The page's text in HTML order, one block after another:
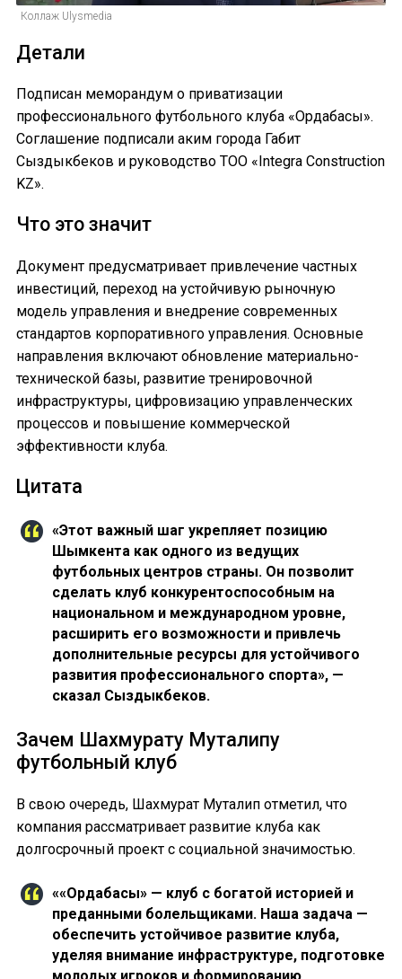
Коллаж Ulysmedia
Детали
Подписан меморандум о приватизации
профессионального футбольного клуба «Ордабасы».
Соглашение подписали аким города Габит
Сыздыкбеков и руководство ТОО «Integra Construction
KZ».
Что это значит
Документ предусматривает привлечение частных
инвестиций, переход на устойчивую рыночную
модель управления и внедрение современных
стандартов корпоративного управления. Основные
направления включают обновление материально-
технической базы, развитие тренировочной
инфраструктуры, цифровизацию управленческих
процессов и повышение коммерческой
эффективности клуба.
Цитата
«Этот важный шаг укрепляет позицию
Шымкента как одного из ведущих
футбольных центров страны. Он позволит
сделать клуб конкурентоспособным на
национальном и международном уровне,
расширить его возможности и привлечь
дополнительные ресурсы для устойчивого
развития профессионального спорта», —
сказал Сыздыкбеков.
Зачем Шахмурату Муталипу
футбольный клуб
В свою очередь, Шахмурат Муталип отметил, что
компания рассматривает развитие клуба как
долгосрочный проект с социальной значимостью.
««Ордабасы» — клуб с богатой историей и
преданными болельщиками. Наша задача —
обеспечить устойчивое развитие клуба,
уделяя внимание инфраструктуре, подготовке
молодых игроков и формированию